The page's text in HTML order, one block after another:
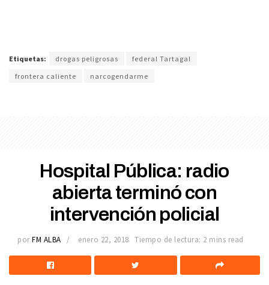
Etiquetas: drogas peligrosas
federal Tartagal
frontera caliente
narcogendarme
Hospital Pública: radio
abierta terminó con
intervención policial
por FM ALBA enero 22, 2018 Tiempo de lectura: 2 mins read